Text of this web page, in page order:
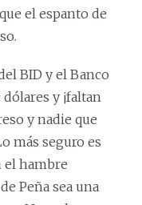
el espanto de
BID y el Banco
y ¡faltan
y nadie que
más seguro es
el hambre
Peña sea una